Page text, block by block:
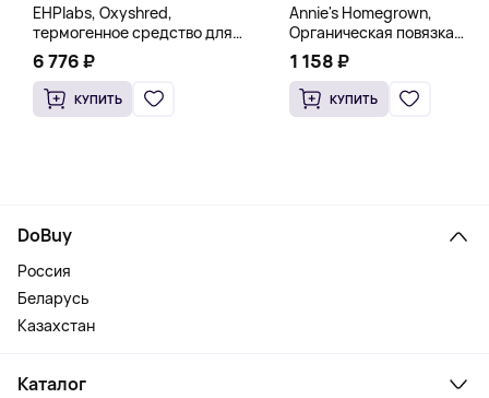
EHPlabs, Oxyshred,
термогенное средство для
сжигания жира, малиновое
освежение, 318 г (11,2 унции)
6 776 ₽
КУПИТЬ
Annie's Homegrown,
Органическая повязка
«Богиня», 236 мл (8 жидк.
унц.)
1 158 ₽
КУПИТЬ
DoBuy
Россия
Беларусь
Казахстан
Каталог